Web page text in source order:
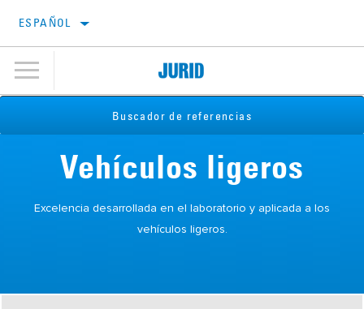
ESPAÑOL
Buscador de referencias
Vehículos ligeros
Excelencia desarrollada en el laboratorio y aplicada a los
vehículos ligeros.